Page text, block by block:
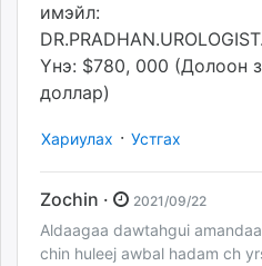
имэйл:
Yнэ: $780, 000 (Долоон
доллар)
Хариулах · Устгах
Zochin · 2021/09/22
Aldaagaa dawtahgui
chin huleej awbal hadam ch